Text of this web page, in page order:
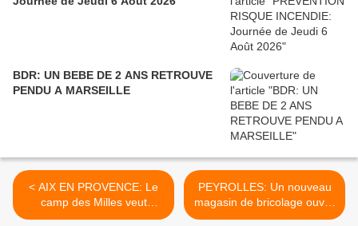
BDR: UN BEBE DE 2 ANS RETROUVE
PENDU A MARSEILLE
< AIX EN PROVENCE: Le
camp des Milles veut
éclairer le présent
PEYROLLES: Un nouveau
magasin de bricolage ouvre
ses portes >